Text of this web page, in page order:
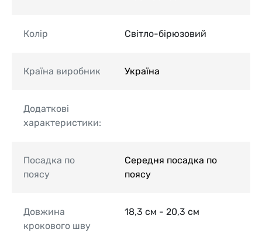
Колір Світло-бірюзовий
Країна виробник Україна
Додаткові
характеристики:
Посадка по
поясу
Середня посадка по
поясу
Довжина
крокового шву
18,3 см - 20,3 см